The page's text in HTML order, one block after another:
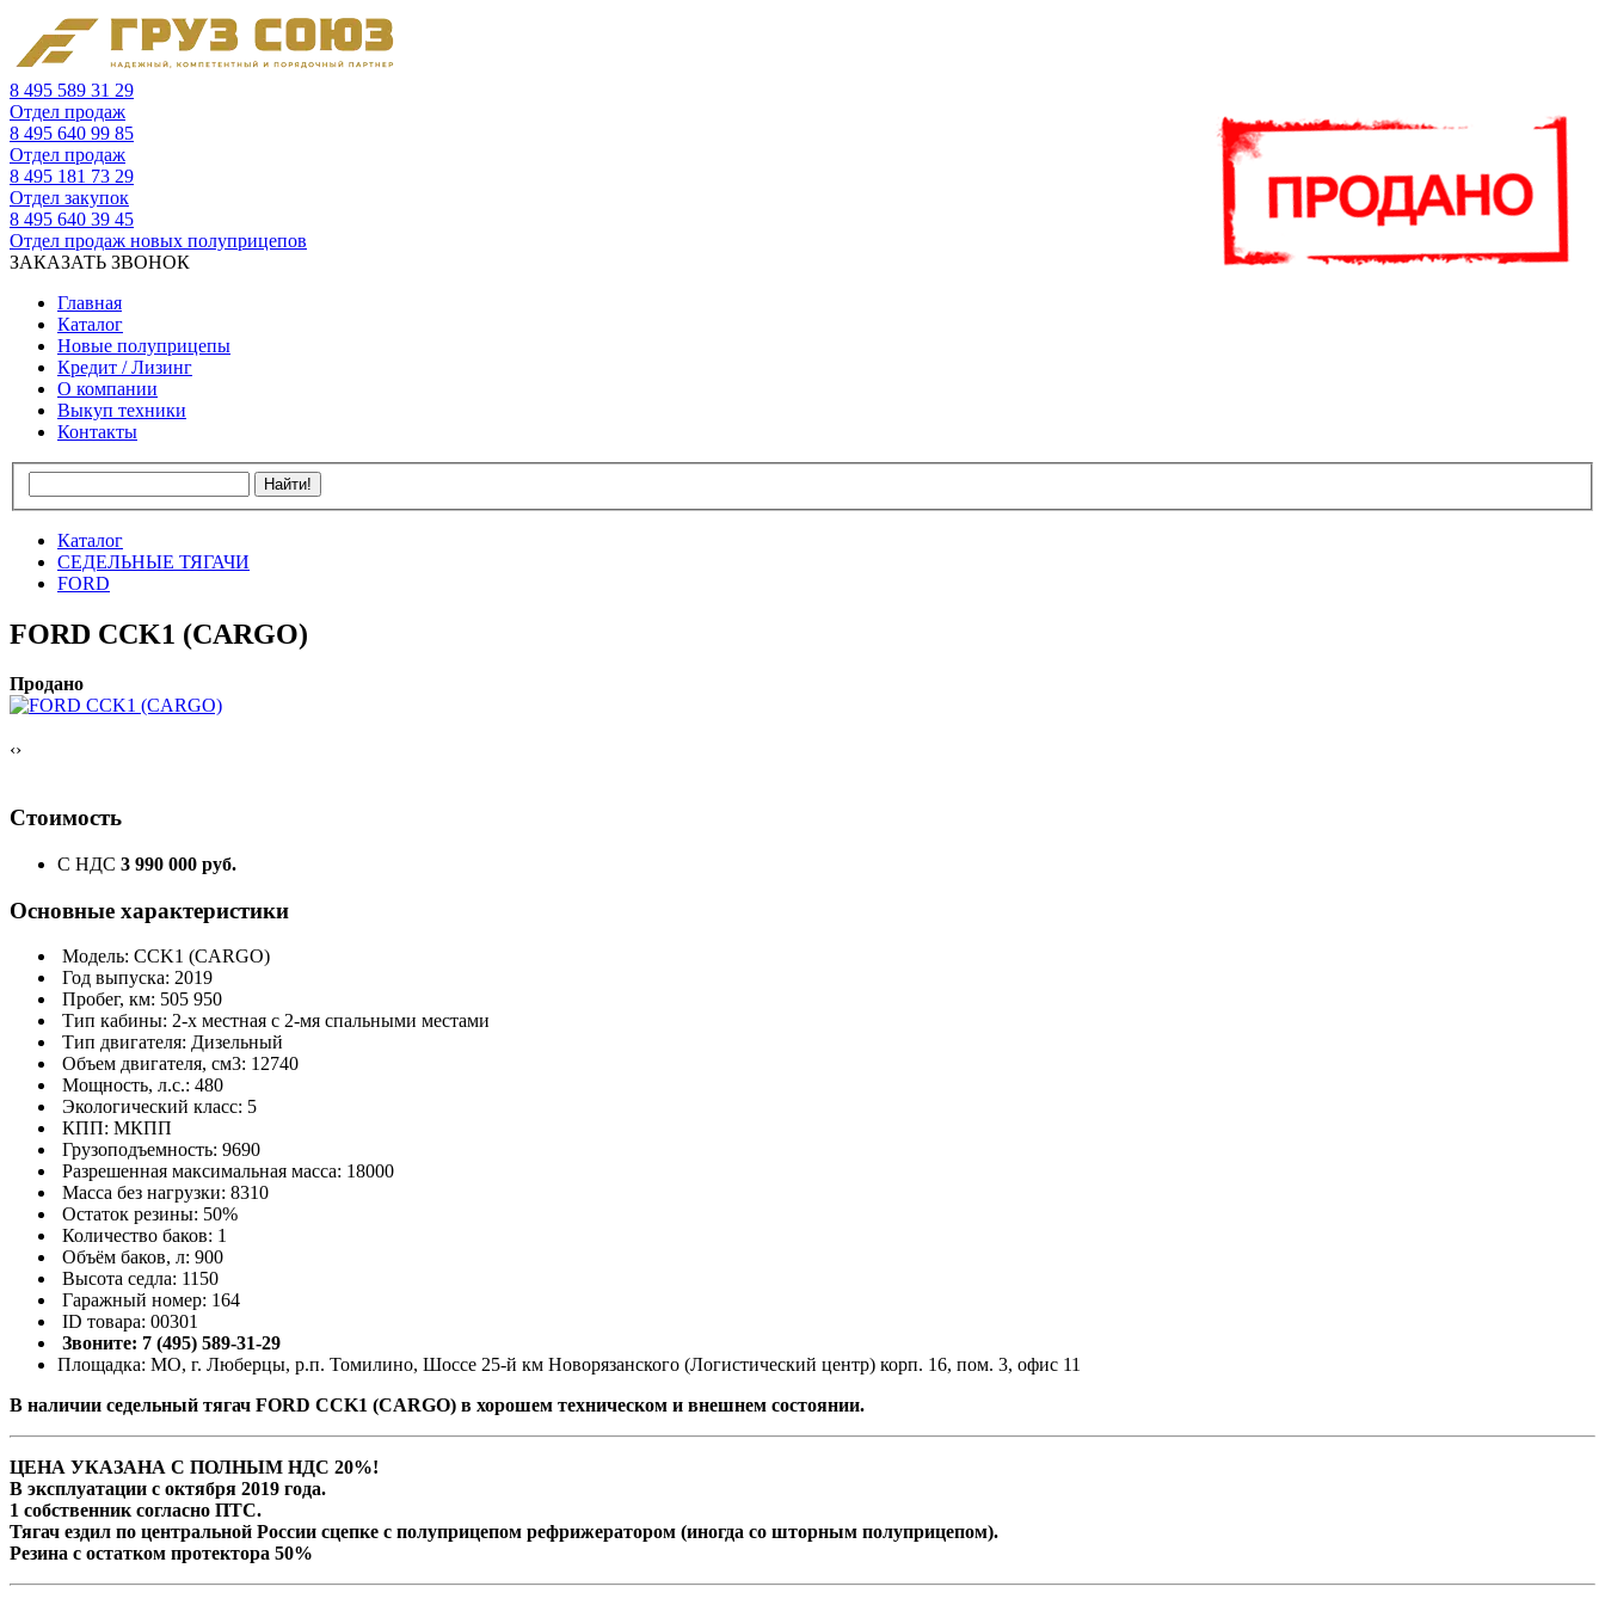
8 495 589 31 29
Отдел продаж
8 495 640 99 85
Отдел продаж
8 495 181 73 29
Отдел закупок
8 495 640 39 45
Отдел продаж новых полуприцепов
ЗАКАЗАТЬ ЗВОНОК
Главная
Каталог
Новые полуприцепы
Кредит / Лизинг
О компании
Выкуп техники
Контакты
Каталог
СЕДЕЛЬНЫЕ ТЯГАЧИ
FORD
FORD CCK1 (CARGO)
Продано
‹›
Стоимость
С НДС 3 990 000 руб.
Основные характеристики
Модель: CCK1 (CARGO)
Год выпуска: 2019
Пробег, км: 505 950
Тип кабины: 2-х местная с 2-мя спальными местами
Тип двигателя: Дизельный
Объем двигателя, см3: 12740
Мощность, л.с.: 480
Экологический класс: 5
КПП: МКПП
Грузоподъемность: 9690
Разрешенная максимальная масса: 18000
Масса без нагрузки: 8310
Остаток резины: 50%
Количество баков: 1
Объём баков, л: 900
Высота седла: 1150
Гаражный номер: 164
ID товара: 00301
Звоните: 7 (495) 589-31-29
Площадка: МО, г. Люберцы, р.п. Томилино, Шоссе 25-й км Новорязанского (Логистический центр) корп. 16, пом. 3, офис 11
В наличии седельный тягач FORD CCK1 (CARGO) в хорошем техническом и внешнем состоянии.
ЦЕНА УКАЗАНА С ПОЛНЫМ НДС 20%!
В эксплуатации с октября 2019 года.
1 собственник согласно ПТС.
Тягач ездил по центральной России сцепке с полуприцепом рефрижератором (иногда со шторным полуприцепом).
Резина с остатком протектора 50%